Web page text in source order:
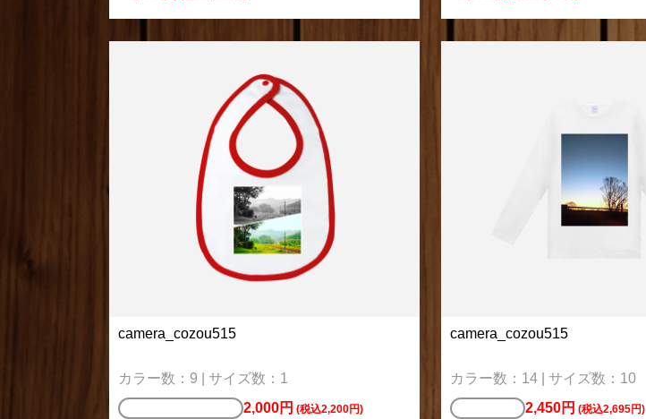
camera_cozou515
カラー数：9 | サイズ数：1
2,000円 (税込2,200円)
camera_cozou515
カラー数：14 | サイズ数：10
2,450円 (税込2,695円)